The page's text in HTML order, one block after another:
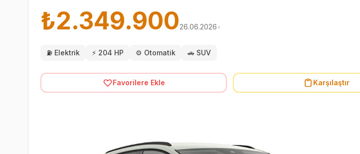
₺2.349.90026.06.2026•
⛽ Elektrik ⚡ 204 HP ⚙️ Otomatik 🚗 SUV
Favorilere Ekle Karşılaştır